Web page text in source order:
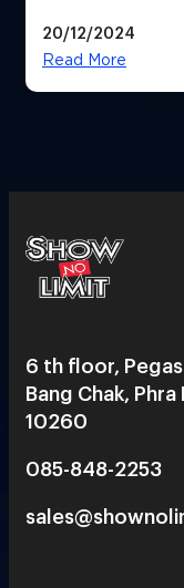
20/12/2024
Read More
6 th floor,
Bang Chak,
10260
085-848-2253